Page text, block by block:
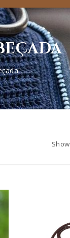
Show